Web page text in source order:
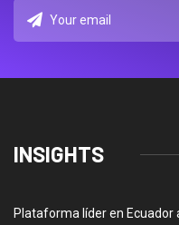
INSIGHTS
Plataforma líder en Ecuador